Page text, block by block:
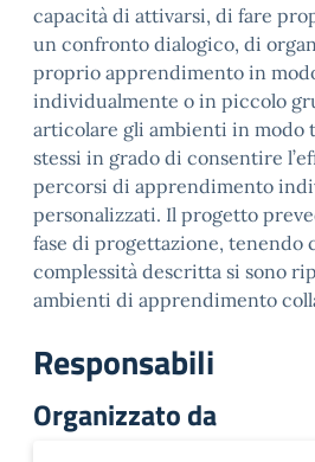
capacità di attivarsi, di fare
un confronto dialogico, di
proprio apprendimento in
individualmente o in piccolo
articolare gli ambienti in modo
stessi in grado di consentire
percorsi di apprendimento
personalizzati. Il progetto
fase di progettazione, tenendo
complessità descritta si sono
ambienti di apprendimento
Responsabili
Organizzato da